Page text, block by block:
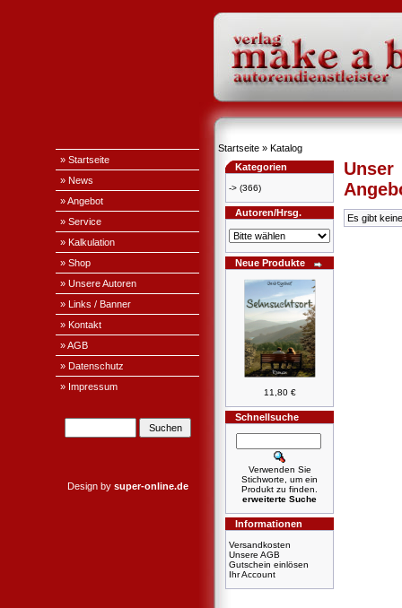
» Startseite
» News
» Angebot
» Service
» Kalkulation
» Shop
» Unsere Autoren
» Links / Banner
» Kontakt
» AGB
» Datenschutz
» Impressum
Design by super-online.de
Startseite » Katalog
Kategorien
-> (366)
Autoren/Hrsg.
Neue Produkte
11,80 €
Schnellsuche
Verwenden Sie
Stichworte, um ein
Produkt zu finden.
erweiterte Suche
Informationen
Versandkosten
Unsere AGB
Gutschein einlösen
Ihr Account
Unser
Es gibt